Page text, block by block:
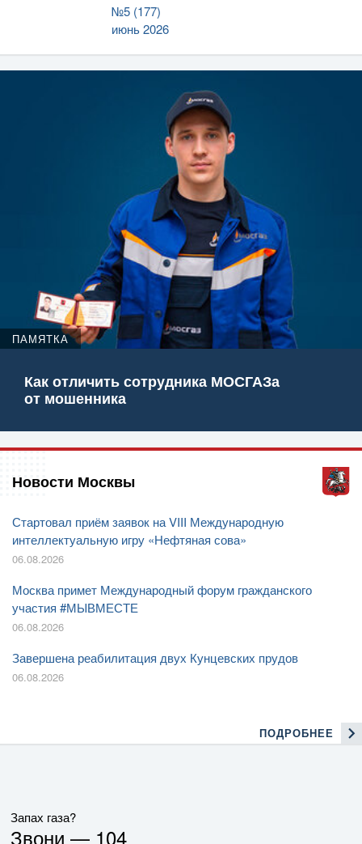
№5 (177)
июнь 2026
ПАМЯТКА
Как отличить сотрудника МОСГАЗа
от мошенника
Новости Москвы
Стартовал приём заявок на VIII Международную
интеллектуальную игру «Нефтяная сова»
06.08.2026
Москва примет Международный форум гражданского
участия #МЫВМЕСТЕ
06.08.2026
Завершена реабилитация двух Кунцевских прудов
06.08.2026
ПОДРОБНЕЕ
Запах газа?
Звони — 104